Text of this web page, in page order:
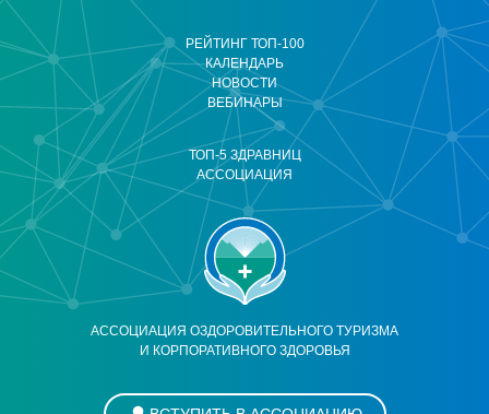
АССОЦИАЦИЯ ОЗДОРОВИТЕЛЬНОГО ТУРИЗМА
И КОРПОРАТИВНОГО ЗДОРОВЬЯ
РЕЙТИНГ ТОП-100
КАЛЕНДАРЬ
НОВОСТИ
ВЕБИНАРЫ
ТОП-5 ЗДРАВНИЦ
АССОЦИАЦИЯ